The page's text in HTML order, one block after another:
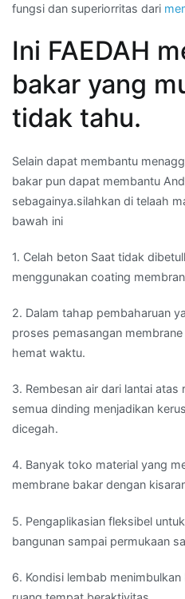
fungsi dan superiorritas dari
Ini FAEDAH
bakar yang
tidak tahu.
Selain dapat membantu
bakar pun dapat membantu
sebagainya.silahkan di telaah
bawah ini
1. Celah beton Saat tidak
menggunakan coating
2. Dalam tahap pembaharuan
proses pemasangan
hemat waktu.
3. Rembesan air dari lantai
semua dinding menjadikan
dicegah.
4. Banyak toko material yang
membrane bakar dengan
5. Pengaplikasian fleksibel
bangunan sampai permukaan
6. Kondisi lembab